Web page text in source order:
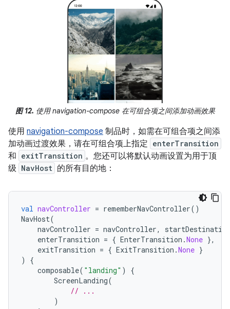
图 12. 使用 navigation-compose 在可组合项之间添加动画效果
使用 navigation-compose 制品时，如需在可组合项之间添
加动画过渡效果，请在可组合项上指定 enterTransition
和 exitTransition 。您还可以将默认动画设置为用于顶
级 NavHost 的所有目的地：
val navController = rememberNavController()
NavHost(
navController = navController,
startDestination
enterTransition = { EnterTransition .None },
exitTransition = { ExitTransition .None }
)
{
composable( "landing" )
{
ScreenLanding(
// ...
)